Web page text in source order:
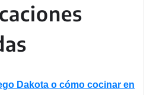
Dakota o cómo cocinar en